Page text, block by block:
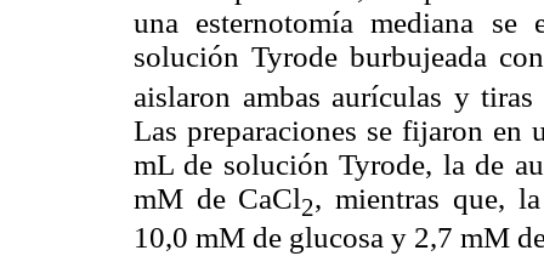
una esternotomía mediana
solución Tyrode burbujeada
aislaron ambas aurículas y
Las preparaciones se fijaron en
mL de solución Tyrode, la de
mM de CaCl2, mientras que,
10,0 mM de glucosa y 2,7 mM